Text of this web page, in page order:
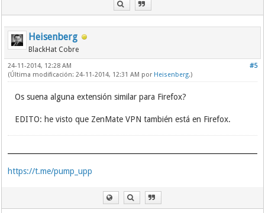
Heisenberg
BlackHat Cobre
#5
24-11-2014, 12:28 AM
(Última modificación: 24-11-2014, 12:31 AM por Heisenberg.)
Os suena alguna extensión similar para Firefox?
EDITO: he visto que ZenMate VPN también está en Firefox.
https://t.me/pump_upp